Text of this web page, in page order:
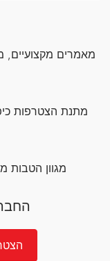
מאמרים מקצועיים,
מתנת הצטרפות
מגוון הטבות